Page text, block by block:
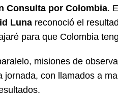
Consulta por Colombia.
Luna reconoció el
para que Colombia
misiones de
jornada, con llamados a